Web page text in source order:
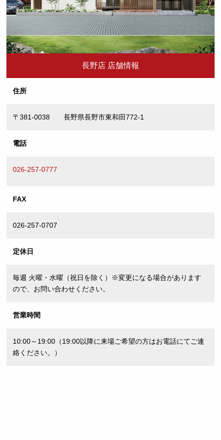
長野店 店舗情報
住所
〒381-0038 長野県長野市東和田772-1
電話
026-257-0777
FAX
026-257-0707
定休日
毎週 火曜・水曜（祝日を除く）※変更になる場合があります
ので、お問い合わせください。
営業時間
10:00～19:00（19:00以降に来場ご希望の方はお電話にてご連
絡ください。）